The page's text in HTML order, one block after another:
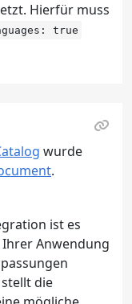
Hierfür muss
true
wurde
.
ist es
Ihrer Anwendung
die